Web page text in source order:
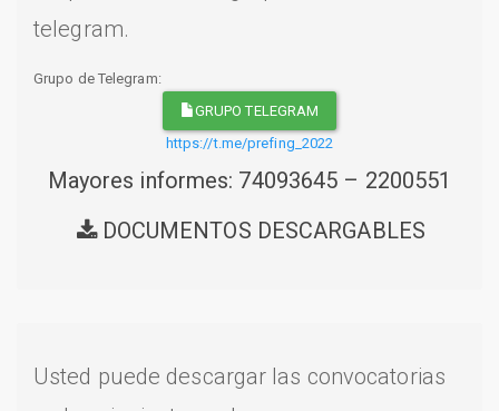
telegram.
Grupo de Telegram:
GRUPO TELEGRAM
https://t.me/prefing_2022
Mayores informes: 74093645 – 2200551
DOCUMENTOS DESCARGABLES
Usted puede descargar las convocatorias